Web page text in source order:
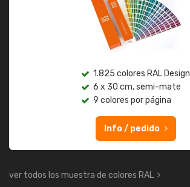
1.825 colores RAL Design
6 x 30 cm, semi-mate
9 colores por página
Info / pedido
ver todos los muestra de colores RAL